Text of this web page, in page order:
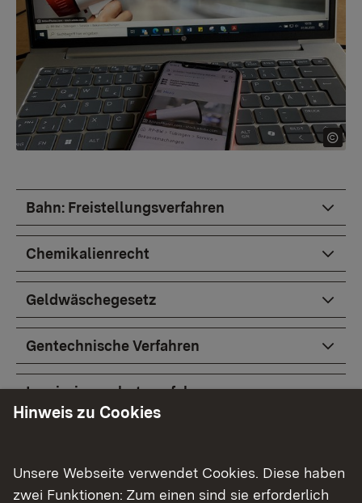
Bahn: Freistellungsverfahren
Chemikalienrecht
Geldwäschegesetz
Gentechnische Verfahren
Immissionsschutzverfahren
Straßenverkehrszulassung
Hinweis zu Cookies
Unsere Webseite verwendet Cookies. Diese haben
zwei Funktionen: Zum einen sind sie erforderlich